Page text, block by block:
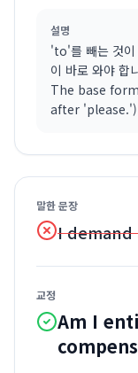
설명
'to'를 빼는 것이
이 바로 와야
The base
after 'please.')
말한 문장
I demand
교정
Am I